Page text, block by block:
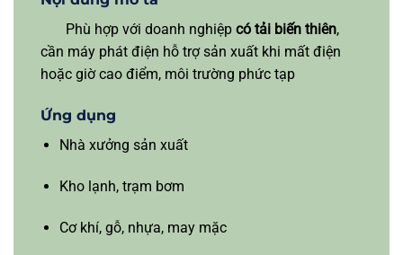
Phù hợp với doanh nghiệp có tải biến thiên,
cần máy phát điện hỗ trợ sản xuất khi mất điện
hoặc giờ cao điểm, môi trường phức tạp
Ứng dụng
Nhà xưởng sản xuất
Kho lạnh, trạm bơm
Cơ khí, gỗ, nhựa, may mặc